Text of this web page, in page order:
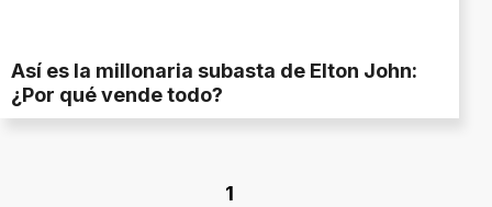
Así es la millonaria subasta de Elton John:
¿Por qué vende todo?
1